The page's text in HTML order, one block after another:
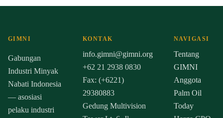
GIMNI
Gabungan
Industri Minyak
Nabati Indonesia
— asosiasi
pelaku industri
KONTAK
info.gimni@gimni.org
+62 21 2938 0830
Fax: (+6221)
29380883
Gedung Multivision
NAVIGASI
Tentang
GIMNI
Anggota
Palm Oil
Today